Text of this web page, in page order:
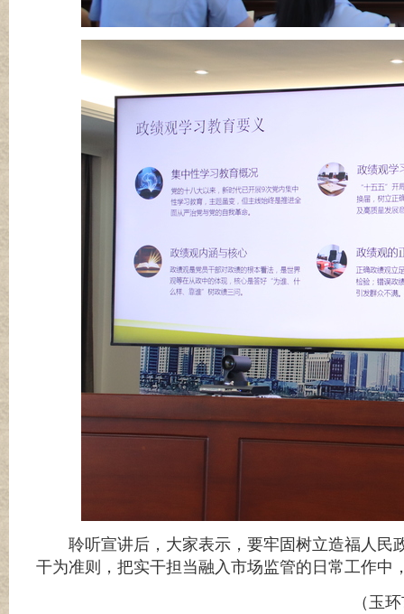
聆听宣讲后，大家表示，要牢固树立造福人民
干为准则，把实干担当融入市场监管的日常工作
（玉